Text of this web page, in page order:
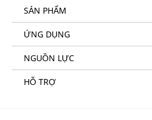
SẢN PHẨM
ỨNG DỤNG
NGUỒN LỰC
HỖ TRỢ